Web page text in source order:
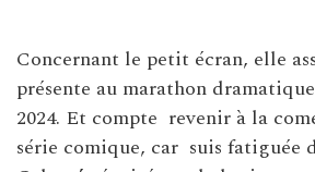
Concernant le petit écran, elle
présente au marathon
2024. Et compte revenir à la
série comique, car suis fatiguée